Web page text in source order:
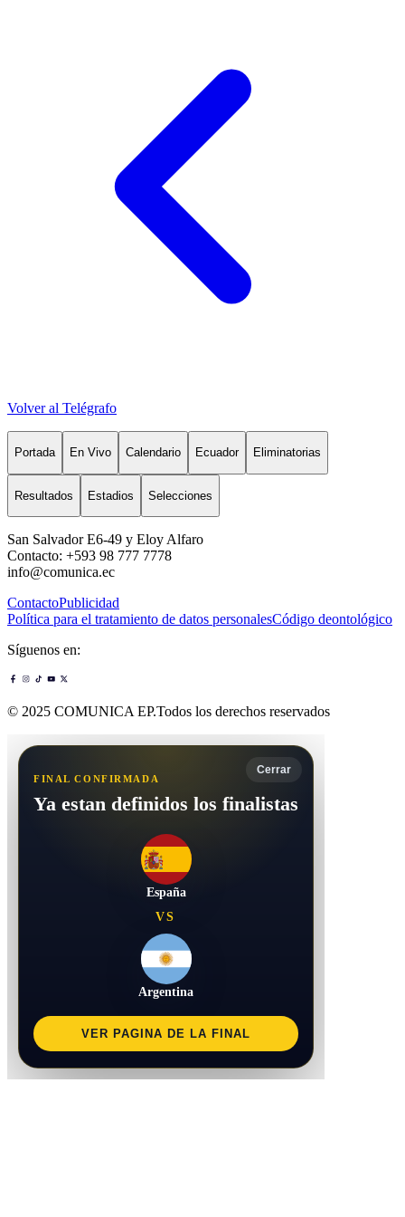
Volver al Telégrafo
Portada En Vivo Calendario Ecuador Eliminatorias
Resultados Estadios Selecciones
San Salvador E6-49 y Eloy Alfaro
Contacto: +593 98 777 7778
info@comunica.ec
ContactoPublicidad
Política para el tratamiento de datos personalesCódigo deontológico
Síguenos en:
© 2025 COMUNICA EP.Todos los derechos reservados
Cerrar
FINAL CONFIRMADA
Ya estan definidos los finalistas
España
VS
Argentina
VER PAGINA DE LA FINAL